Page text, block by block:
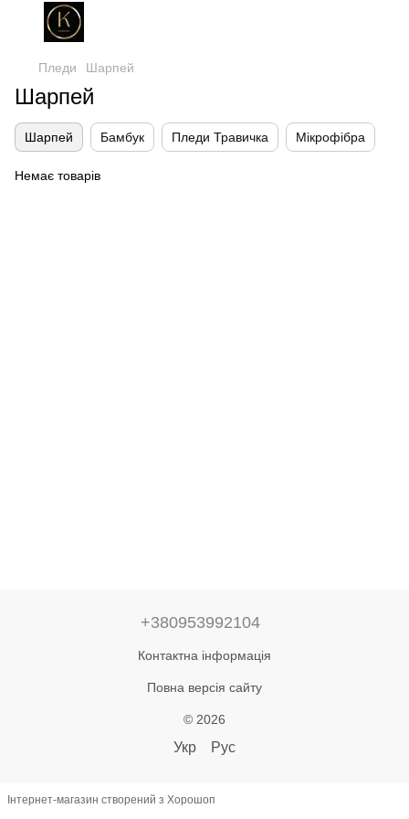
Пледи Шарпей
Шарпей
Шарпей Бамбук Пледи Травичка Мікрофібра
Немає товарів
+380953992104
Контактна інформація
Повна версія сайту
© 2026
Укр Рус
Інтернет-магазин створений з Хорошоп